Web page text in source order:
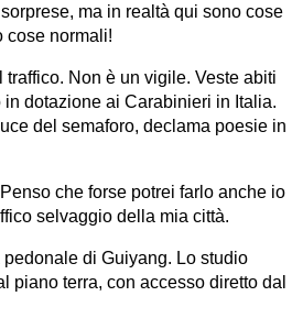
ma in realtà qui sono cose
cose normali!
Non è un vigile. Veste abiti
dotazione ai Carabinieri in Italia.
del semaforo, declama poesie in
che forse potrei farlo anche io
selvaggio della mia città.
di Guiyang. Lo studio
piano terra, con accesso diretto dal